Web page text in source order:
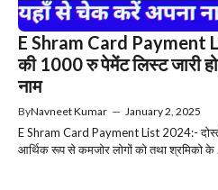
E Shram Card Payment
की 1000 रु पेमेंट लिस्ट जारी
नाम
ByNavneet Kumar — January 2, 2025
E Shram Card Payment List 2024:-
आर्थिक रूप से कमजोर लोगों को तथा श्रमिको के